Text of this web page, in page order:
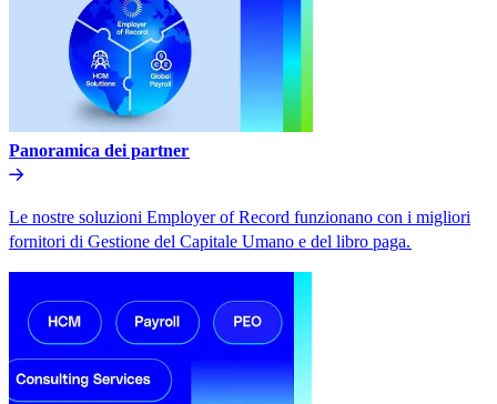
Panoramica dei partner​​
Le nostre soluzioni Employer of Record funzionano con i migliori
fornitori di Gestione del Capitale Umano e del libro paga.​​